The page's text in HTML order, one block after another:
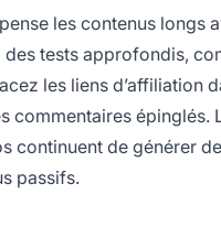
les contenus longs
des tests approfondis,
les liens d’affiliation
commentaires épinglés.
continuent de générer
passifs.